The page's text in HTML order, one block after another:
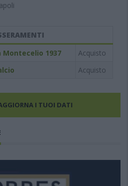
Montecelio 1937
Acquisto
Acquisto
I TUOI DATI